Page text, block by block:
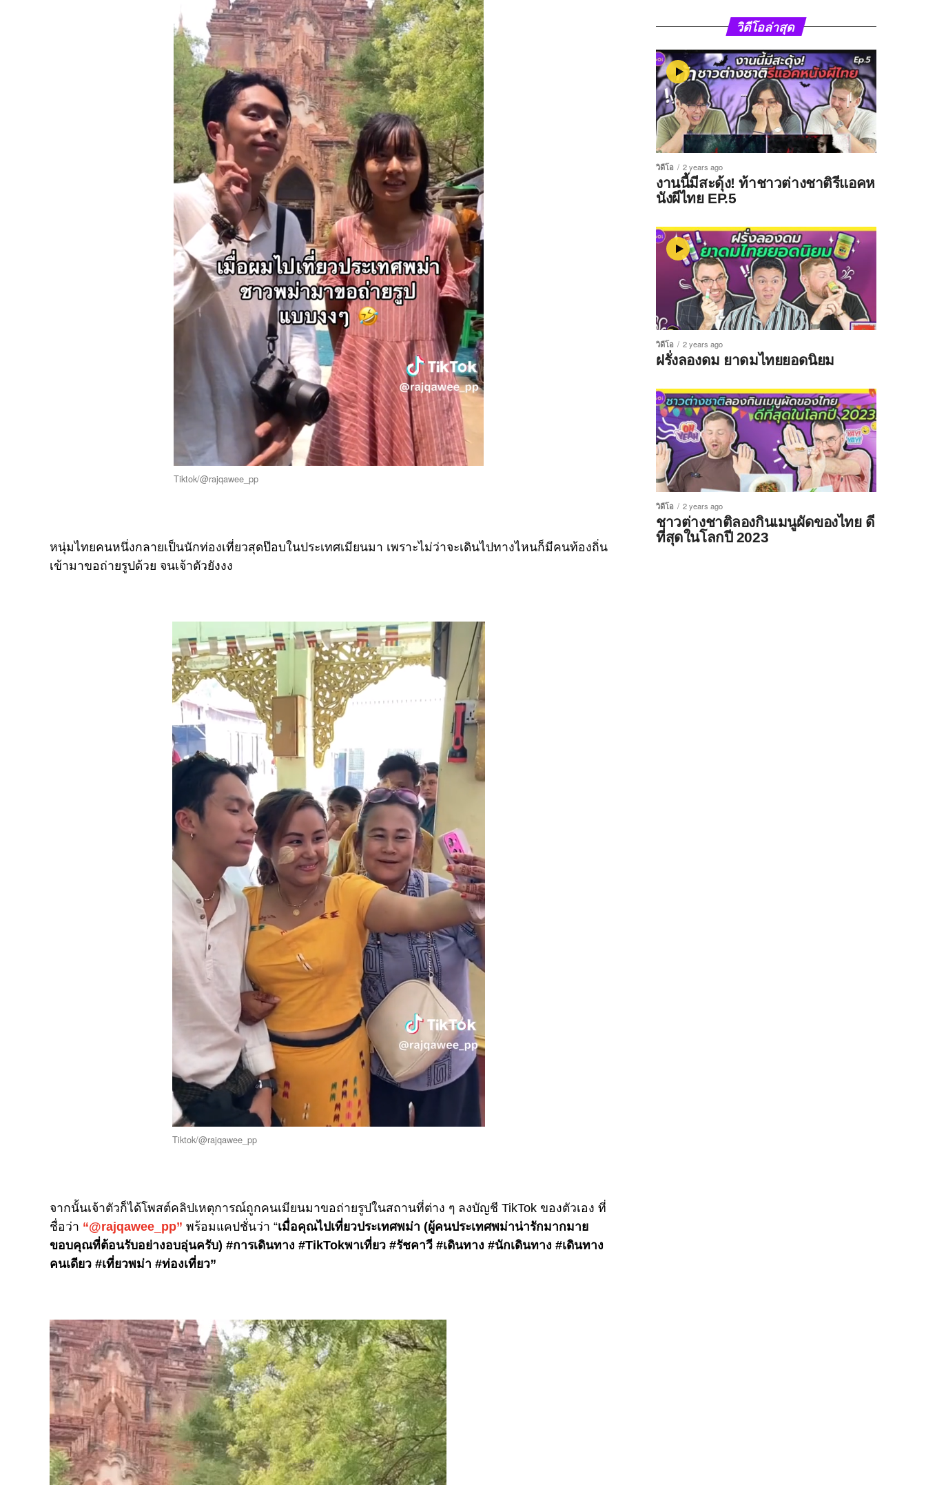
Tiktok/@rajqawee_pp
หนุ่มไทยคนหนึ่งกลายเป็นนักท่องเที่ยวสุดป๊อบในประเทศเมียนมา เพราะไม่ว่าจะเดินไปทางไหนก็มีคนท้องถิ่น
เข้ามาขอถ่ายรูปด้วย จนเจ้าตัวยังงง
Tiktok/@rajqawee_pp
จากนั้นเจ้าตัวก็ได้โพสต์คลิปเหตุการณ์ถูกคนเมียนมาขอถ่ายรูปในสถานที่ต่าง ๆ ลงบัญชี TikTok ของตัวเอง ที่
ชื่อว่า “@rajqawee_pp” พร้อมแคปชั่นว่า “เมื่อคุณไปเที่ยวประเทศพม่า (ผู้คนประเทศพม่าน่ารักมากมาย
ขอบคุณที่ต้อนรับอย่างอบอุ่นครับ) #การเดินทาง #TikTokพาเที่ยว #รัชคาวี #เดินทาง #นักเดินทาง #เดินทาง
คนเดียว #เที่ยวพม่า #ท่องเที่ยว”
Video
Player
วิดีโอล่าสุด
วิดีโอ 2 years ago
งานนี้มีสะดุ้ง! ท้าชาวต่างชาติรีแอคห
นังผีไทย EP.5
วิดีโอ 2 years ago
ฝรั่งลองดม ยาดมไทยยอดนิยม
วิดีโอ 2 years ago
ชาวต่างชาติลองกินเมนูผัดของไทย ดี
ที่สุดในโลกปี 2023